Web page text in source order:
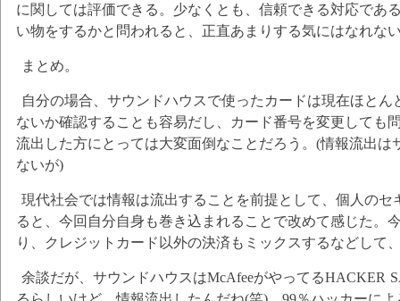
に関しては評価できる。少なくとも、信頼できる対応であ
い物をするかと問われると、正直あまりする気にはなれな
まとめ。
自分の場合、サウンドハウスで使ったカードは現在ほと
ないか確認することも容易だし、カード番号を変更しても
流出した方にとっては大変面倒なことだろう。(情報流出は
ないが)
現代社会では情報は流出することを前提として、個人のセ
ると、今回自分自身も巻き込まれることで改めて感じた。
り、クレジットカード以外の決済もミックスするなどして
余談だが、サウンドハウスはMcAfeeがやってるHACKER